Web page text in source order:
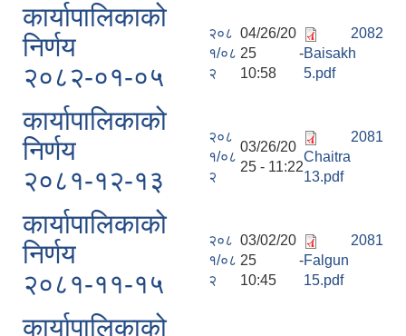
कार्यापालिकाको
निर्णय
२०८२-०१-०५
२०८
१/०८
२
04/26/20
25 -
10:58
2082
Baisakh
5.pdf
कार्यापालिकाको
निर्णय
२०८१-१२-१३
२०८
१/०८
२
03/26/20
25 - 11:22
2081
Chaitra
13.pdf
कार्यापालिकाको
निर्णय
२०८१-११-१५
२०८
१/०८
२
03/02/20
25 -
10:45
2081
Falgun
15.pdf
कार्यापालिकाको